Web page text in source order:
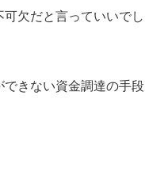
欠だと言っていいでし
きない資金調達の手段